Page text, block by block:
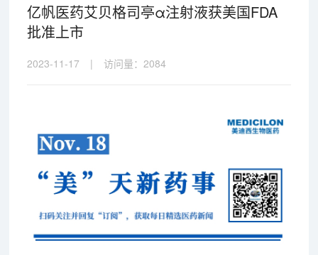
亿帆医药艾贝格司亭α注射液获美国FDA
批准上市
2023-11-17 | 访问量： 2084